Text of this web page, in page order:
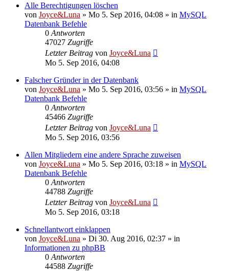
Alle Berechtigungen löschen
von Joyce&Luna » Mo 5. Sep 2016, 04:08 » in MySQL
Datenbank Befehle
0 Antworten
47027 Zugriffe
Letzter Beitrag von Joyce&Luna
Mo 5. Sep 2016, 04:08
Falscher Gründer in der Datenbank
von Joyce&Luna » Mo 5. Sep 2016, 03:56 » in MySQL
Datenbank Befehle
0 Antworten
45466 Zugriffe
Letzter Beitrag von Joyce&Luna
Mo 5. Sep 2016, 03:56
Allen Mitgliedern eine andere Sprache zuweisen
von Joyce&Luna » Mo 5. Sep 2016, 03:18 » in MySQL
Datenbank Befehle
0 Antworten
44788 Zugriffe
Letzter Beitrag von Joyce&Luna
Mo 5. Sep 2016, 03:18
Schnellantwort einklappen
von Joyce&Luna » Di 30. Aug 2016, 02:37 » in
Informationen zu phpBB
0 Antworten
44588 Zugriffe